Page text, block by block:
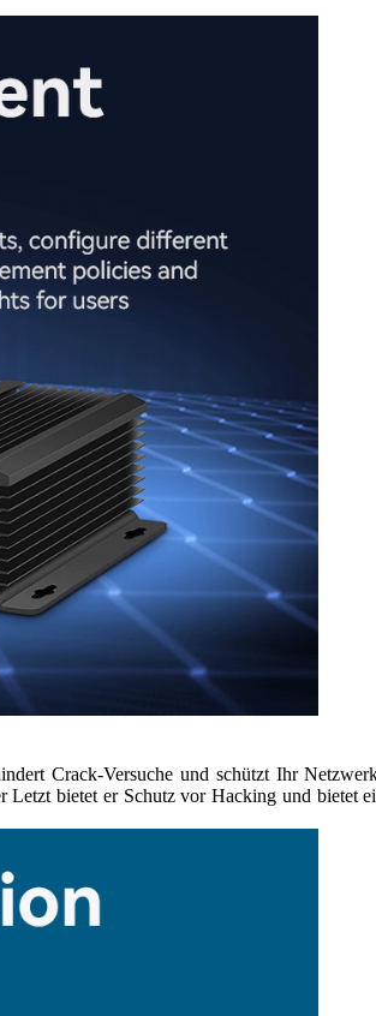
Crack-Versuche und schützt Ihr
bietet er Schutz vor Hacking und bietet